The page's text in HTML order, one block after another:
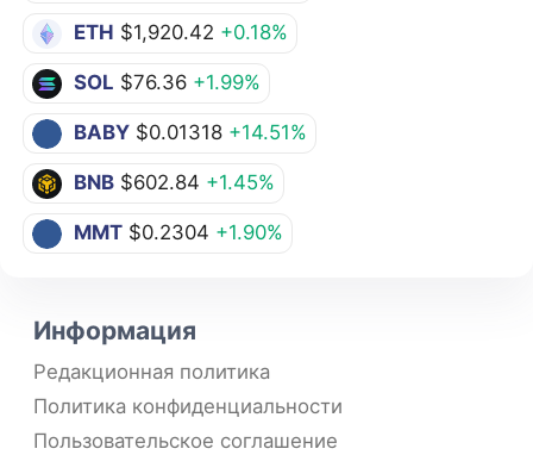
ETH $1,920.42 +0.18%
SOL $76.36 +1.99%
BABY $0.01318 +14.51%
BNB $602.84 +1.45%
MMT $0.2304 +1.90%
Информация
Редакционная политика
Политика конфиденциальности
Пользовательское соглашение